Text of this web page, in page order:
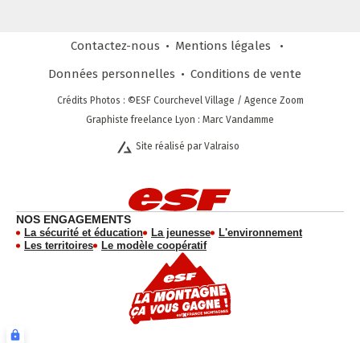
AVIS CLIENTS
CHOISIR MON FORFAIT
NEWSLETTER
RESTEZ INFORMÉ !
CLUB LOISIRS
STAGE COMPÉTITION
DÈS 13 ANS
FORMULE SUR MESURE
Contactez-nous
Mentions légales
Données personnelles
Conditions de vente
Crédits Photos : ©ESF Courchevel Village / Agence Zoom
Graphiste freelance Lyon : Marc Vandamme
Site réalisé par Valraiso
NOS ENGAGEMENTS
La sécurité et éducation La jeunesse
L'environnement
Les territoires
Le modèle coopératif